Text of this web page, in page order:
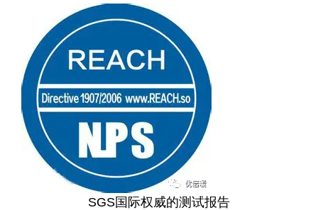
SGS国际权威的测试报告